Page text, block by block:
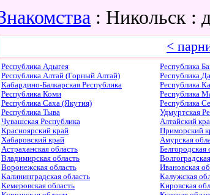
: Никольск :
<
Республика Адыгея Республика
Республика Алтай (Горный Алтай)
Республика
Кабардино-Балкарская Республика
Республика
Республика Коми
Республика
Республика Саха (Якутия)
Республика
Республика Тыва
Удмуртская
Чувашская Республика
Алтайский
Красноярский край
Приморский
Хабаровский край
Амурская
Астраханская область
Белгородская
Владимирская область
Воронежская область
Ивановская
Калининградская область
Калужская
Кемеровская область
Кировская